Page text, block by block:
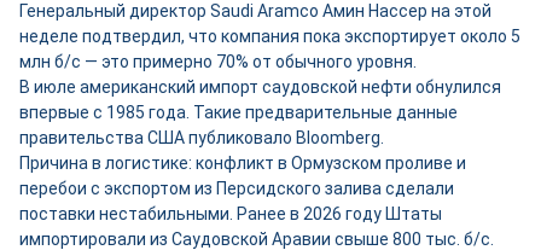
Генеральный директор Saudi Aramco Амин Нассер на этой
неделе подтвердил, что компания пока экспортирует около 5
млн б/с — это примерно 70% от обычного уровня.
В июле американский импорт саудовской нефти обнулился
впервые с 1985 года. Такие предварительные данные
правительства США публиковало Bloomberg.
Причина в логистике: конфликт в Ормузском проливе и
перебои с экспортом из Персидского залива сделали
поставки нестабильными. Ранее в 2026 году Штаты
импортировали из Саудовской Аравии свыше 800 тыс. б/с.